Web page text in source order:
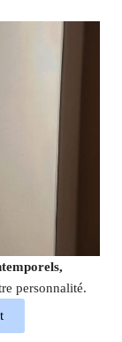
personnalité.